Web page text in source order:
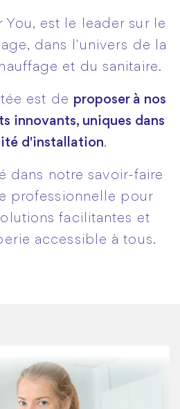
You, est le leader sur le
dans l'univers de la
et du sanitaire.
est de proposer à nos
innovants, uniques dans
d'installation.
dans notre savoir-faire
professionnelle pour
facilitantes et
accessible à tous.